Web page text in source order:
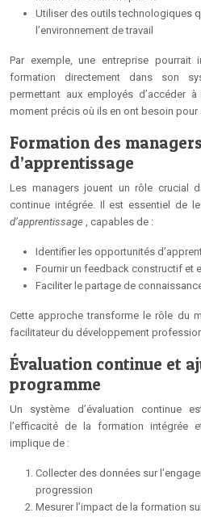
Utiliser des outils technologiques
l’environnement de travail
Par exemple, une entreprise pourrait
formation directement dans son
permettant aux employés d’accéder
moment précis où ils en ont besoin
Formation des
d’apprentissage
Les managers jouent un rôle crucial
continue intégrée. Il est essentiel de
d’apprentissage , capables de :
Identifier les opportunités
Fournir un feedback constructif et
Faciliter le partage de
Cette approche transforme le rôle du
facilitateur du développement
Évaluation continue et
programme
Un système d’évaluation continue
l’efficacité de la formation intégrée
implique de :
Collecter des données sur
progression
Mesurer l’impact de la formation